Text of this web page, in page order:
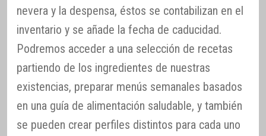
nevera y la despensa, éstos se contabilizan en el
inventario y se añade la fecha de caducidad.
Podremos acceder a una selección de recetas
partiendo de los ingredientes de nuestras
existencias, preparar menús semanales basados
en una guía de alimentación saludable, y también
se pueden crear perfiles distintos para cada uno